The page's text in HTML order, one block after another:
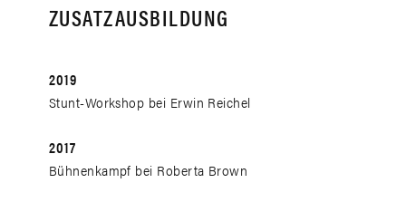
ZUSATZAUSBILDUNG
2019
Stunt-Workshop bei Erwin Reichel
2017
Bühnenkampf bei Roberta Brown